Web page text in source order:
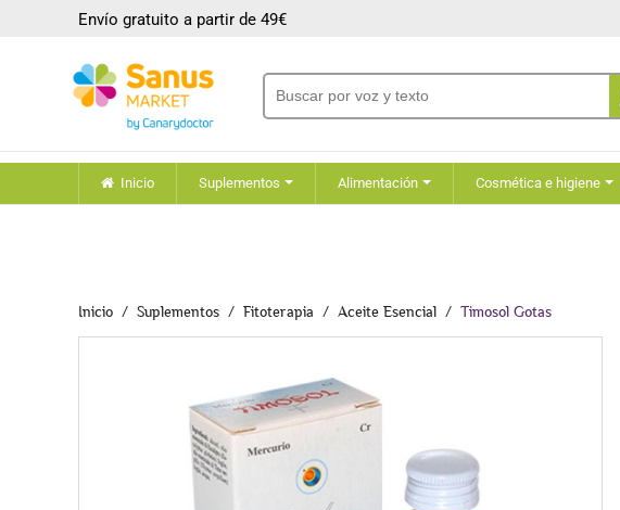
Envío gratuito a partir de 49€
Inicio Suplementos Alimentación Cosmética e higiene
Inicio Suplementos Fitoterapia Aceite Esencial Timosol Gotas